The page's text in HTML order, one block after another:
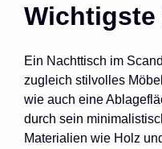
Ein Nachttisch im
zugleich stilvolles
wie auch eine
durch sein
Materialien wie Holz